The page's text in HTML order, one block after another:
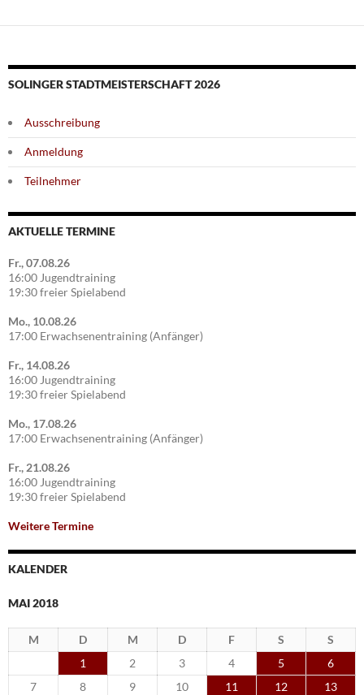
SOLINGER STADTMEISTERSCHAFT 2026
Ausschreibung
Anmeldung
Teilnehmer
AKTUELLE TERMINE
Fr., 07.08.26
16:00 Jugendtraining
19:30 freier Spielabend
Mo., 10.08.26
17:00 Erwachsenentraining (Anfänger)
Fr., 14.08.26
16:00 Jugendtraining
19:30 freier Spielabend
Mo., 17.08.26
17:00 Erwachsenentraining (Anfänger)
Fr., 21.08.26
16:00 Jugendtraining
19:30 freier Spielabend
Weitere Termine
KALENDER
MAI 2018
M D M D F S
S
1
2 3 4 5
6
7
8 9 10 11 12
13